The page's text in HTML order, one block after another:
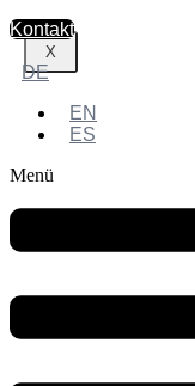
X
Kontakt
DE
EN
ES
Menü